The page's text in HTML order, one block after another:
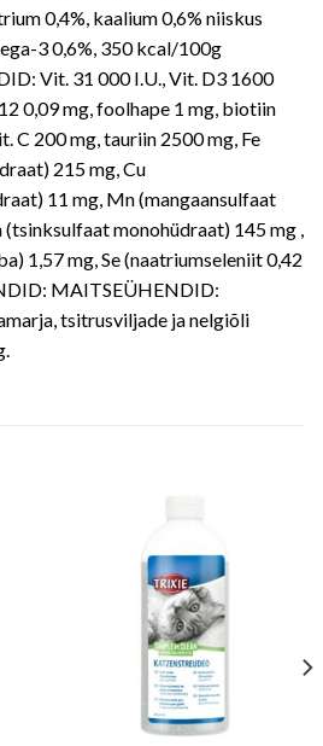
0,4%, kaalium 0,6% niiskus
3 0,6%, 350 kcal/100g
Vit. 31 000 I.U., Vit. D3 1600
0,09 mg, foolhape 1 mg, biotiin
C 200 mg, tauriin 2500 mg, Fe
215 mg, Cu
11 mg, Mn (mangaansulfaat
monohüdraat) 145 mg ,
1,57 mg, Se (naatriumseleniit 0,42
MAITSEÜHENDID:
tsitrusviljade ja nelgiõli